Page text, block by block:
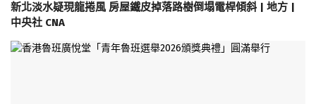
新北淡水疑現龍捲風 房屋鐵皮掉落路樹倒塌電桿傾斜 | 地方 |
中央社 CNA